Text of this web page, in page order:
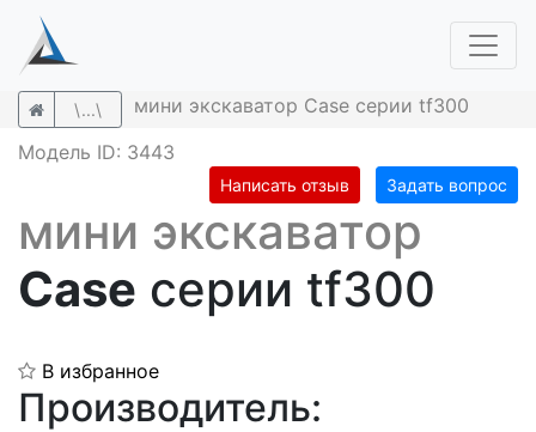
\...\
мини экскаватор Case серии tf300
Модель ID: 3443
Написать отзыв Задать вопрос
мини экскаватор
Case серии tf300
В избранное
Производитель: